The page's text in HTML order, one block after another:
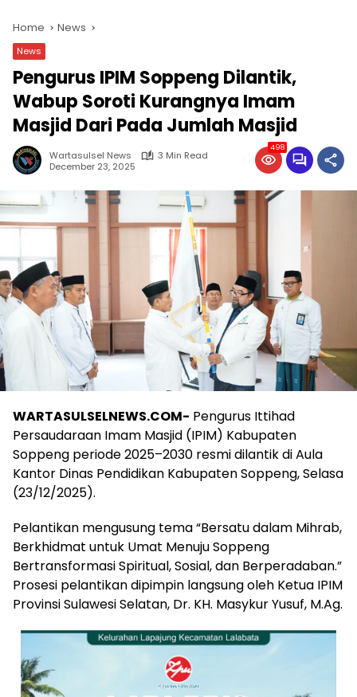
Home News
News
Pengurus IPIM Soppeng Dilantik,
Wabup Soroti Kurangnya Imam
Masjid Dari Pada Jumlah Masjid
Wartasulsel News
3 Min Read
December 23, 2025
498
WARTASULSELNEWS.COM- Pengurus Ittihad
Persaudaraan Imam Masjid (IPIM) Kabupaten
Soppeng periode 2025–2030 resmi dilantik di Aula
Kantor Dinas Pendidikan Kabupaten Soppeng, Selasa
(23/12/2025).
Pelantikan mengusung tema “Bersatu dalam Mihrab,
Berkhidmat untuk Umat Menuju Soppeng
Bertransformasi Spiritual, Sosial, dan Berperadaban.”
Prosesi pelantikan dipimpin langsung oleh Ketua IPIM
Provinsi Sulawesi Selatan, Dr. KH. Masykur Yusuf, M.Ag.